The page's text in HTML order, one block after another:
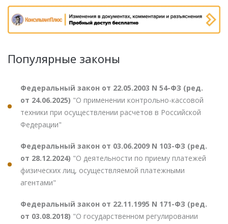
Популярные законы
Федеральный закон от 22.05.2003 N 54-ФЗ (ред.
от 24.06.2025) "О применении контрольно-кассовой
техники при осуществлении расчетов в Российской
Федерации"
Федеральный закон от 03.06.2009 N 103-ФЗ (ред.
от 28.12.2024) "О деятельности по приему платежей
физических лиц, осуществляемой платежными
агентами"
Федеральный закон от 22.11.1995 N 171-ФЗ (ред.
от 03.08.2018) "О государственном регулировании